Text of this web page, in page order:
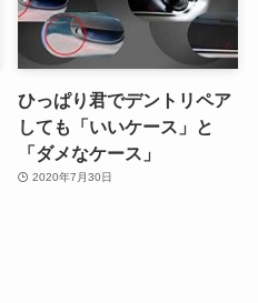
ひっぱり君でデントリペア
しても「いいケース」と
「ダメなケース」
2020年7月30日